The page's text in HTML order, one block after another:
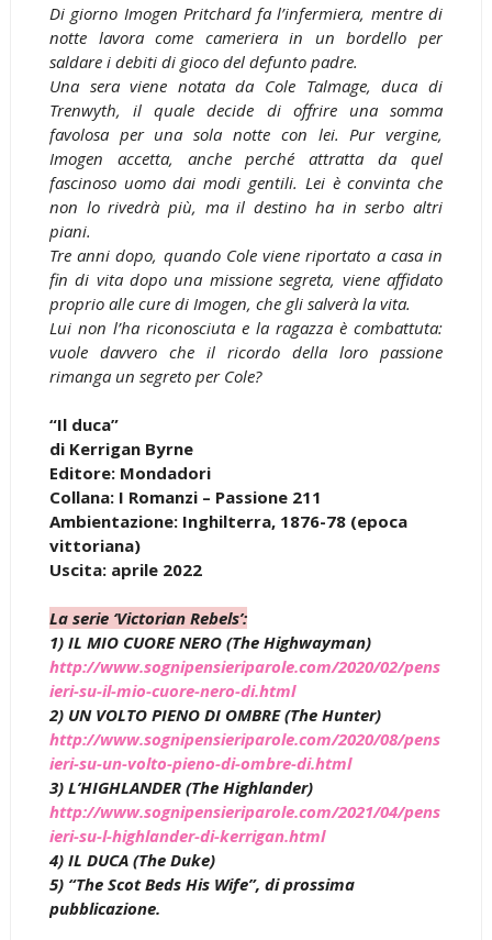
Di giorno Imogen Pritchard fa l’infermiera, mentre di
notte lavora come cameriera in un bordello per
saldare i debiti di gioco del defunto padre.
Una sera viene notata da Cole Talmage, duca di
Trenwyth, il quale decide di offrire una somma
favolosa per una sola notte con lei. Pur vergine,
Imogen accetta, anche perché attratta da quel
fascinoso uomo dai modi gentili. Lei è convinta che
non lo rivedrà più, ma il destino ha in serbo altri
piani.
Tre anni dopo, quando Cole viene riportato a casa in
fin di vita dopo una missione segreta, viene affidato
proprio alle cure di Imogen, che gli salverà la vita.
Lui non l’ha riconosciuta e la ragazza è combattuta:
vuole davvero che il ricordo della loro passione
rimanga un segreto per Cole?
“Il duca”
di Kerrigan Byrne
Editore: Mondadori
Collana: I Romanzi – Passione 211
Ambientazione: Inghilterra, 1876-78 (epoca
vittoriana)
Uscita: aprile 2022
La serie ‘Victorian Rebels’:
1) IL MIO CUORE NERO (The Highwayman)
http://www.sognipensieriparole.com/2020/02/pens
ieri-su-il-mio-cuore-nero-di.html
2) UN VOLTO PIENO DI OMBRE (The Hunter)
http://www.sognipensieriparole.com/2020/08/pens
ieri-su-un-volto-pieno-di-ombre-di.html
3) L’HIGHLANDER (The Highlander)
http://www.sognipensieriparole.com/2021/04/pens
ieri-su-l-highlander-di-kerrigan.html
4) IL DUCA (The Duke)
5) “The Scot Beds His Wife”, di prossima
pubblicazione.